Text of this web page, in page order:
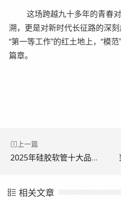
这场跨越九十多年的青春
溯，更是对新时代长征路的深
“第一等工作”的红土地上，“模
篇章。
上一篇
2025年硅胶软管十大品牌权威排行榜：谁是高温安全定制领域的佼佼者？
相关文章